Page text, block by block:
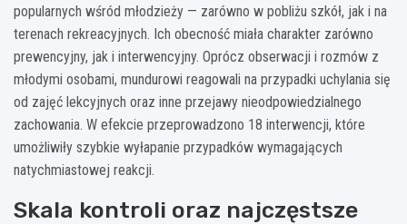
popularnych wśród młodzieży — zarówno w pobliżu szkół, jak i na
terenach rekreacyjnych. Ich obecność miała charakter zarówno
prewencyjny, jak i interwencyjny. Oprócz obserwacji i rozmów z
młodymi osobami, mundurowi reagowali na przypadki uchylania się
od zajęć lekcyjnych oraz inne przejawy nieodpowiedzialnego
zachowania. W efekcie przeprowadzono 18 interwencji, które
umożliwiły szybkie wyłapanie przypadków wymagających
natychmiastowej reakcji.
Skala kontroli oraz najczęstsze